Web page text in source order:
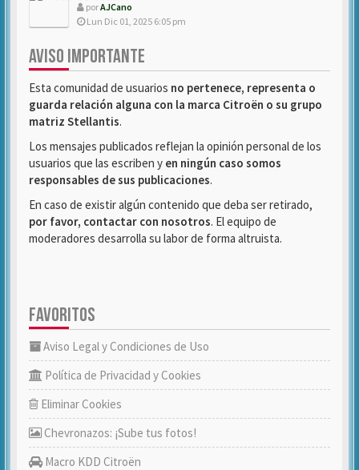
porAJCano
Lun Dic 01, 2025 6:05 pm
AVISO IMPORTANTE
Esta comunidad de usuarios no pertenece, representa o
guarda relación alguna con la marca Citroën o su grupo
matriz Stellantis.
Los mensajes publicados reflejan la opinión personal de los
usuarios que las escriben y en ningún caso somos
responsables de sus publicaciones.
En caso de existir algún contenido que deba ser retirado,
por favor, contactar con nosotros. El equipo de
moderadores desarrolla su labor de forma altruista.
FAVORITOS
Aviso Legal y Condiciones de Uso
Política de Privacidad y Cookies
Eliminar Cookies
Chevronazos: ¡Sube tus fotos!
Macro KDD Citroën